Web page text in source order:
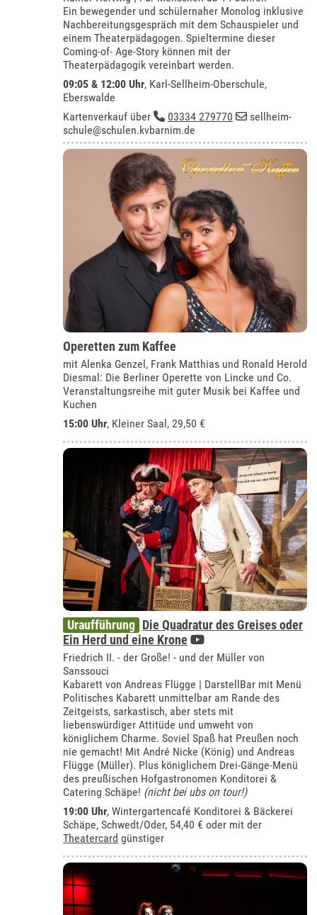
Ein bewegender und schülernaher Monolog inklusive
Nachbereitungsgespräch mit dem Schauspieler und
einem Theaterpädagogen. Spieltermine dieser
Coming-of- Age-Story können mit der
Theaterpädagogik vereinbart werden.
09:05 & 12:00 Uhr, Karl-Sellheim-Oberschule,
Eberswalde
Kartenverkauf über
03334 279770
sellheim-
schule@schulen.kvbarnim.de
Operetten zum Kaffee
mit Alenka Genzel, Frank Matthias und Ronald Herold
Diesmal: Die Berliner Operette von Lincke und Co.
Veranstaltungsreihe mit guter Musik bei Kaffee und
Kuchen
15:00 Uhr, Kleiner Saal, 29,50 €
Uraufführung Die Quadratur des Greises oder
Ein Herd und eine Krone
Friedrich II. - der Große! - und der Müller von
Sanssouci
Kabarett von Andreas Flügge | DarstellBar mit Menü
Politisches Kabarett unmittelbar am Rande des
Zeitgeists, sarkastisch, aber stets mit
liebenswürdiger Attitüde und umweht von
königlichem Charme. Soviel Spaß hat Preußen noch
nie gemacht! Mit André Nicke (König) und Andreas
Flügge (Müller). Plus königlichem Drei-Gänge-Menü
des preußischen Hofgastronomen Konditorei &
Catering Schäpe! (nicht bei ubs on tour!)
19:00 Uhr,Wintergartencafé Konditorei & Bäckerei
Schäpe, Schwedt/Oder, 54,40 € oder mit der
Theatercard günstiger